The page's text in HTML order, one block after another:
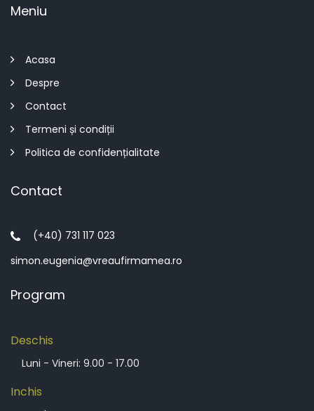
Meniu
Acasa
Despre
Contact
Termeni și condiții
Politica de confidențialitate
Contact
(+40) 731 117 023
simon.eugenia@vreaufirmamea.ro
Program
Deschis
Luni - Vineri: 9.00 - 17.00
Inchis